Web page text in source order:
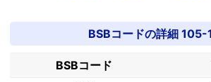
BSBコードの詳細
BSBコード